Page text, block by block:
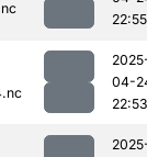
22:55
04-
22:53